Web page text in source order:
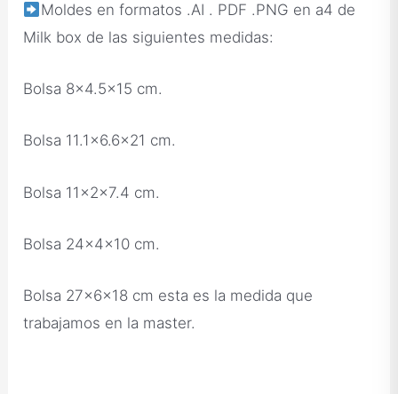
Moldes en formatos .AI . PDF .PNG en a4 de
Milk box de las siguientes medidas:
Bolsa 8×4.5×15 cm.
Bolsa 11.1×6.6×21 cm.
Bolsa 11x2x7.4 cm.
Bolsa 24x4x10 cm.
Bolsa 27x6x18 cm esta es la medida que
trabajamos en la master.